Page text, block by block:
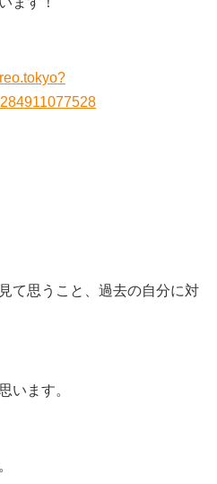
て思うこと、過去の自分に対
います。